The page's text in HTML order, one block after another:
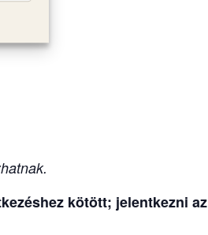
kötött; jelentkezni az